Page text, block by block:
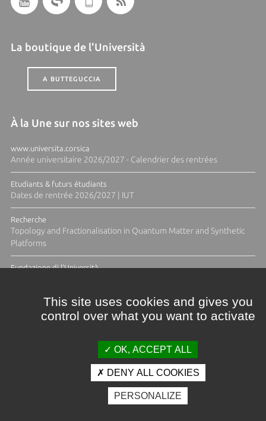
La boutique de l'Università
A BUTTEGUCCIA
À la Une sur nos sites web
www.universita.corsica
Année universitaire 2026/2027 - Calendrier des rentrées
Etudiants & futurs étudiants
Dates de rentrée 2026/2027 | IUT
Recherche
Topology and Fractionalisation in Quantum Matter and Synthetic
Platforms
Fundazione di l'Università
Crédits et mentions légales
Espace presse
Photothèque
This site uses cookies and gives you
control over what you want to activate
OK, ACCEPT ALL
DENY ALL COOKIES
PERSONALIZE